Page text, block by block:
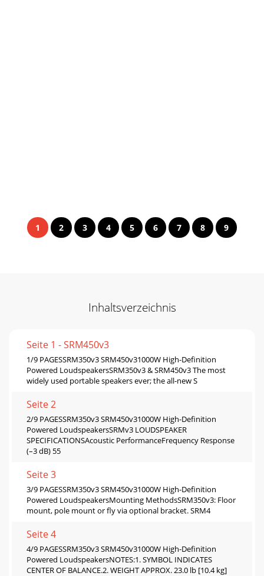
1 2 3 4 5 6 7 8 9
Inhaltsverzeichnis
Seite 1 - SRM450v3
1/9 PAGESSRM350v3 SRM450v31000W High-Deﬁnition
Powered LoudspeakersSRM350v3 & SRM450v3 The most
widely used portable speakers ever; the all-new S
Seite 2
2/9 PAGESSRM350v3 SRM450v31000W High-Deﬁnition
Powered LoudspeakersSRMv3 LOUDSPEAKER
SPECIFICATIONSAcoustic PerformanceFrequency Response
(–3 dB) 55
Seite 3
3/9 PAGESSRM350v3 SRM450v31000W High-Deﬁnition
Powered LoudspeakersMounting MethodsSRM350v3: Floor
mount, pole mount or ﬂy via optional bracket. SRM4
Seite 4
4/9 PAGESSRM350v3 SRM450v31000W High-Deﬁnition
Powered LoudspeakersNOTES:1. SYMBOL INDICATES
CENTER OF BALANCE.2. WEIGHT APPROX. 23.0 lb [10.4 kg]